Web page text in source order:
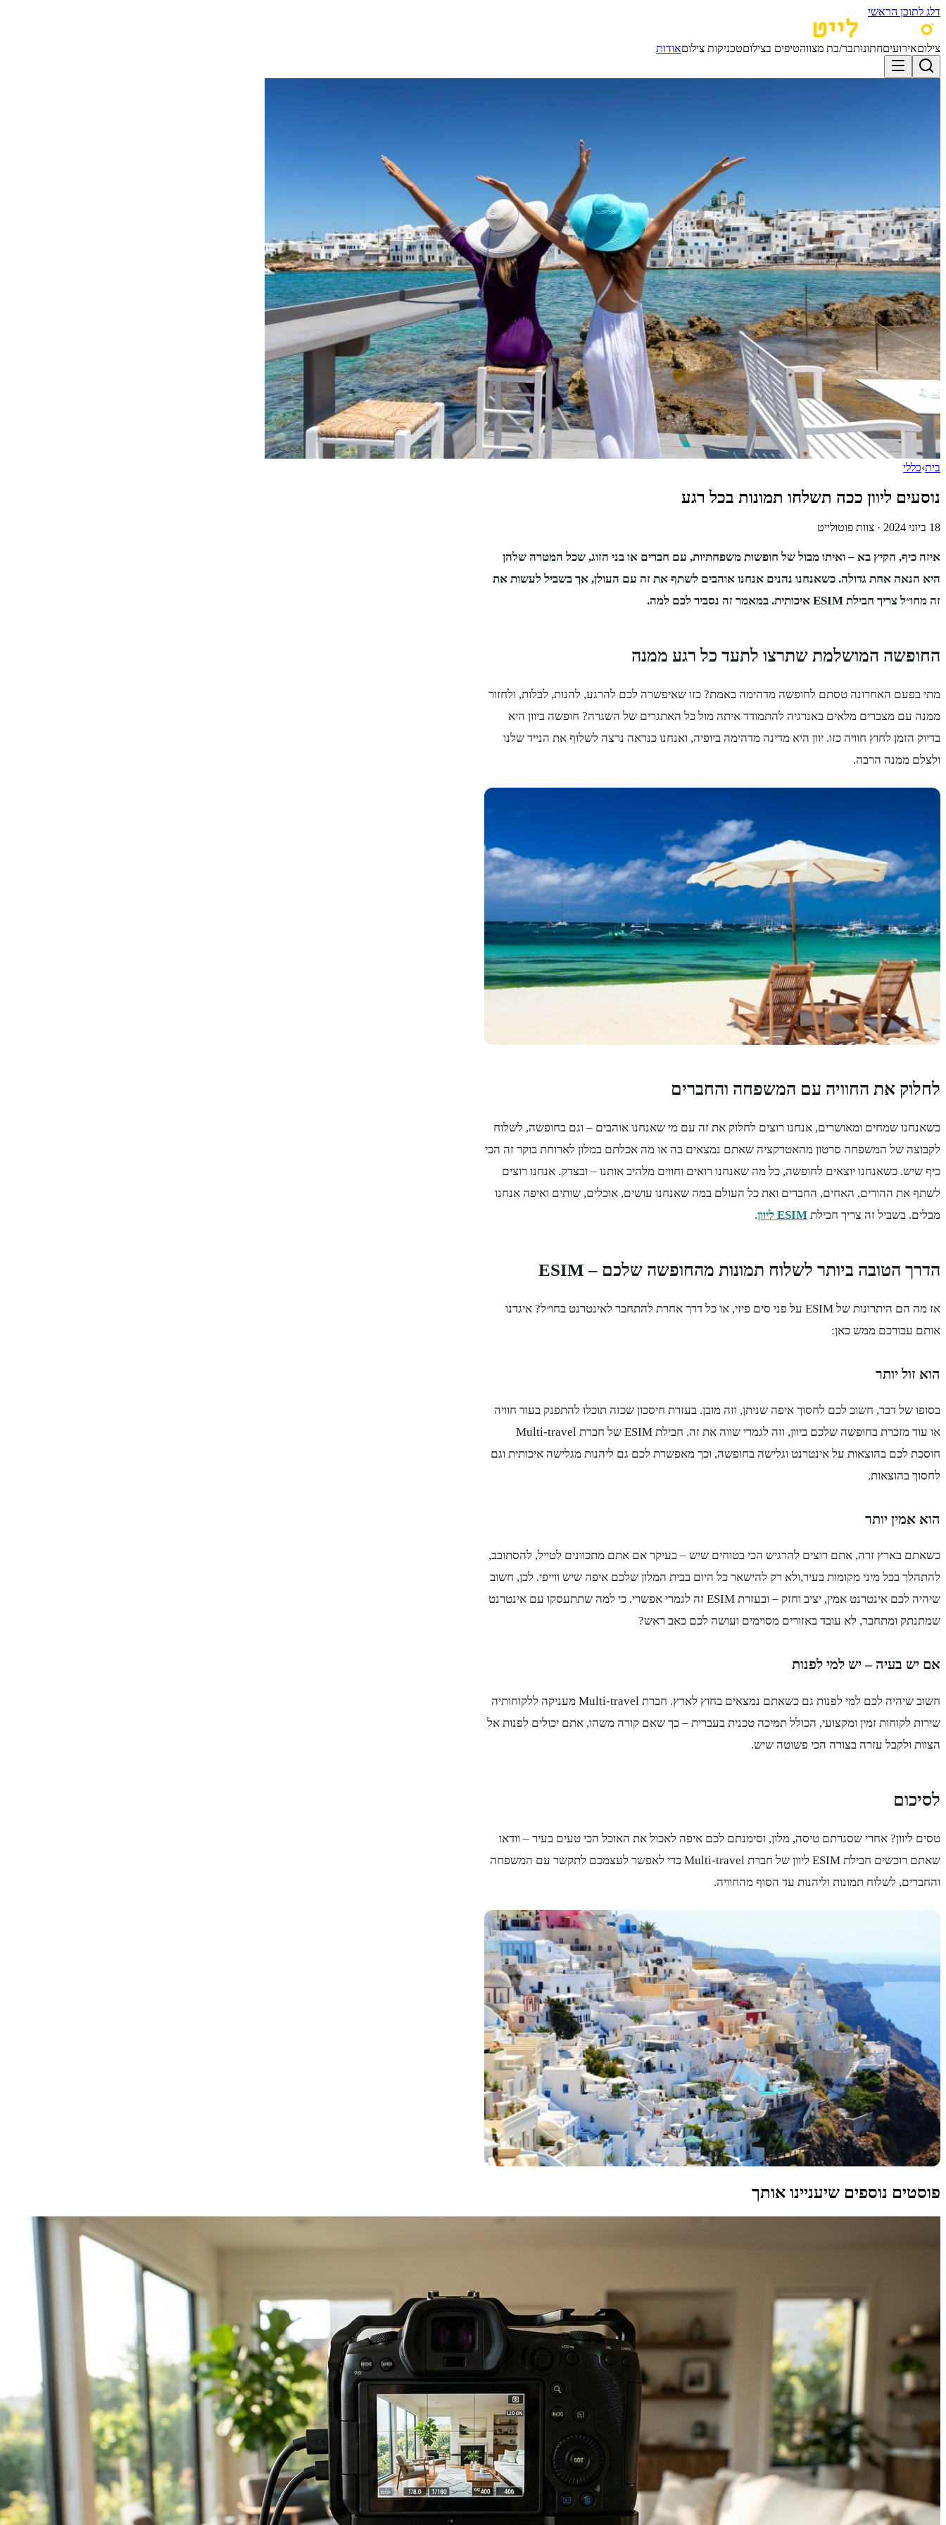
דלג לתוכן הראשי
צילוםאירועיםחתונותבר/בת מצווהטיפים בצילוםטכניקות צילוםאודות
בית›כללי
נוסעים ליוון ככה תשלחו תמונות בכל רגע
18 ביוני 2024 · צוות פוטולייט
איזה כיף, הקיץ בא – ואיתו מבול של חופשות משפחתיות, עם חברים או בני הזוג, שכל המטרה שלהן
היא הנאה אחת גדולה. כשאנחנו נהנים אנחנו אוהבים לשתף את זה עם העולן, אך בשביל לעשות את
זה מחו״ל צריך חבילת ESIM איכותית. במאמר זה נסביר לכם למה.
החופשה המושלמת שתרצו לתעד כל רגע ממנה
מתי בפעם האחרונה טסתם לחופשה מדהימה באמת? כזו שאיפשרה לכם להרגע, להנות, לבלות, ולחזור
ממנה עם מצברים מלאים באנרגיה להתמודד איתה מול כל האתגרים של השגרה? חופשה ביוון היא
בדיוק הזמן לחוץ חוויה כזו. יוון היא מדינה מדהימה ביופיה, ואנחנו כנראה נרצה לשלוף את הנייד שלנו
ולצלם ממנה הרבה.
לחלוק את החוויה עם המשפחה והחברים
כשאנחנו שמחים ומאושרים, אנחנו רוצים לחלוק את זה עם מי שאנחנו אוהבים – וגם בחופשה, לשלוח
לקבוצה של המשפחה סרטון מהאטרקציה שאתם נמצאים בה או מה אכלתם במלון לארוחת בוקר זה הכי
כיף שיש. כשאנחנו יוצאים לחופשה, כל מה שאנחנו רואים וחווים מלהיב אותנו – ובצדק. אנחנו רוצים
לשתף את ההורים, האחים, החברים ואת כל העולם במה שאנחנו עושים, אוכלים, שותים ואיפה אנחנו
מבלים. בשביל זה צריך חבילת ESIM ליוון .
הדרך הטובה ביותר לשלוח תמונות מהחופשה שלכם – ESIM
אז מה הם היתרונות של ESIM על פני סים פיזי, או כל דרך אחרת להתחבר לאינטרנט בחו״ל? איגדנו
אותם עבורכם ממש כאן:
הוא זול יותר
בסופו של דבר, חשוב לכם לחסוך איפה שניתן, וזה מובן. בעזרת חיסכון שכזה תוכלו להתפנק בעוד חוויה
או עוד מזכרת בחופשה שלכם ביוון, וזה לגמרי שווה את זה. חבילת ESIM של חברת Multi-travel
חוסכת לכם בהוצאות על אינטרנט וגלישה בחופשה, וכך מאפשרת לכם גם ליהנות מגלישה איכותית וגם
לחסוך בהוצאות.
הוא אמין יותר
כשאתם בארץ זרה, אתם רוצים להרגיש הכי בטוחים שיש – בעיקר אם אתם מתכוונים לטייל, להסתובב,
להתהלך בכל מיני מקומות בעיר,ולא רק להישאר כל היום בבית המלון שלכם איפה שיש ווייפי. לכן, חשוב
שיהיה לכם אינטרנט אמין, יציב וחזק – ובעזרת ESIM זה לגמרי אפשרי. כי למה שתתעסקו עם אינטרנט
שמתנתק ומתחבר, לא עובד באזורים מסוימים ועושה לכם כאב ראש?
אם יש בעיה – יש למי לפנות
חשוב שיהיה לכם למי לפנות גם כשאתם נמצאים בחוץ לארץ. חברת Multi-travel מעניקה ללקוחותיה
שירות לקוחות זמין ומקצועי, הכולל תמיכה טכנית בעברית – כך שאם קורה משהו, אתם יכולים לפנות אל
הצוות ולקבל עזרה בצורה הכי פשוטה שיש.
לסיכום
טסים ליוון? אחרי שסגרתם טיסה, מלון, וסימנתם לכם איפה לאכול את האוכל הכי טעים בעיר – וודאו
שאתם רוכשים חבילת ESIM ליוון של חברת Multi-travel כדי לאפשר לעצמכם לתקשר עם המשפחה
והחברים, לשלוח תמונות וליהנות עד הסוף מהחוויה.
פוסטים נוספים שיעניינו אותך